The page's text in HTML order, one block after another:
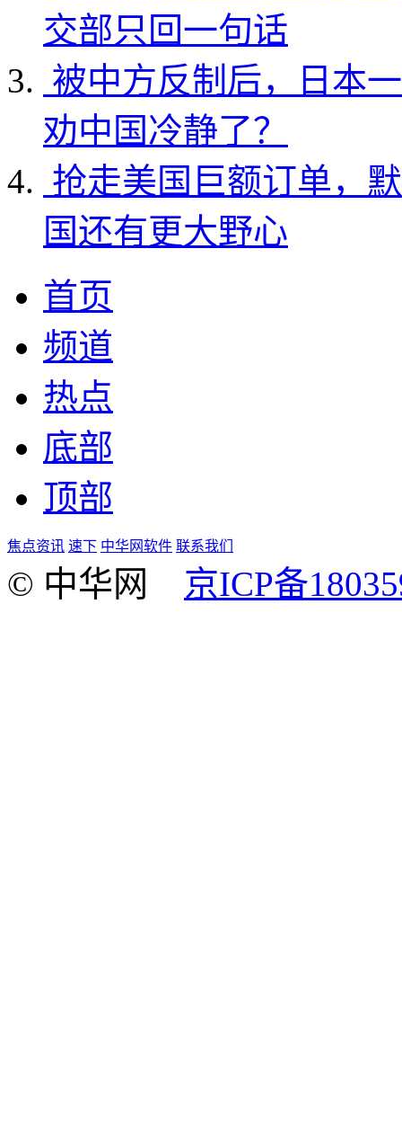
交部只回一句话
被中方反制后，日本
劝中国冷静了？
抢走美国巨额订单，
国还有更大野心
首页
频道
热点
底部
顶部
焦点资讯 速下 中华网软件 联系我们
© 中华网 京ICP备